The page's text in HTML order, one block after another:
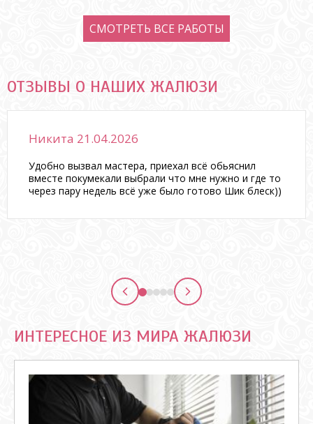
СМОТРЕТЬ ВСЕ РАБОТЫ
ОТЗЫВЫ О НАШИХ ЖАЛЮЗИ
Никита 21.04.2026
Удобно вызвал мастера, приехал всё обьяснил
вместе покумекали выбрали что мне нужно и где то
через пару недель всё уже было готово Шик блеск))
ИНТЕРЕСНОЕ ИЗ МИРА ЖАЛЮЗИ